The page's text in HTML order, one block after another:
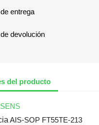
entrega
devolución
del producto
AIS-SOP FT55TE-213